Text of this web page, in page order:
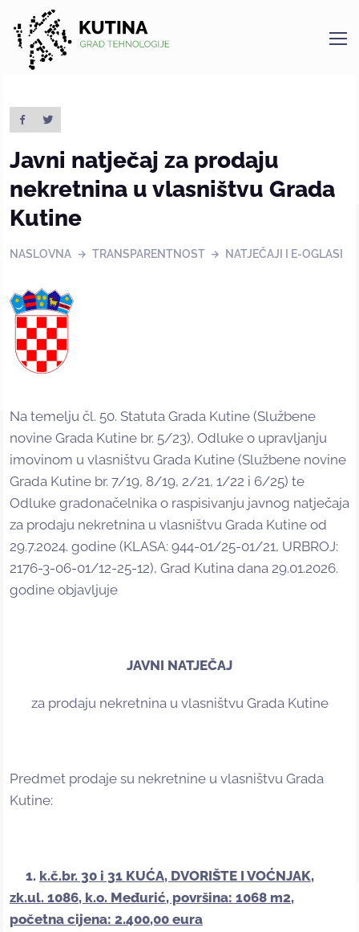
Kutina
Javni natječaj za prodaju
nekretnina u vlasništvu Grada
Kutine
NASLOVNA TRANSPARENTNOST NATJEČAJI I E-OGLASI
Na temelju čl. 50. Statuta Grada Kutine (Službene
novine Grada Kutine br. 5/23), Odluke o upravljanju
imovinom u vlasništvu Grada Kutine (Službene novine
Grada Kutine br. 7/19, 8/19, 2/21, 1/22 i 6/25) te
Odluke gradonačelnika o raspisivanju javnog natječaja
za prodaju nekretnina u vlasništvu Grada Kutine od
29.7.2024. godine (KLASA: 944-01/25-01/21, URBROJ:
2176-3-06-01/12-25-12), Grad Kutina dana 29.01.2026.
godine objavljuje
JAVNI NATJEČAJ
za prodaju nekretnina u vlasništvu Grada Kutine
Predmet prodaje su nekretnine u vlasništvu Grada
Kutine:
1. k.č.br. 30 i 31 KUĆA, DVORIŠTE I VOĆNJAK,
zk.ul. 1086, k.o. Međurić, površina: 1068 m2,
početna cijena: 2.400,00 eura